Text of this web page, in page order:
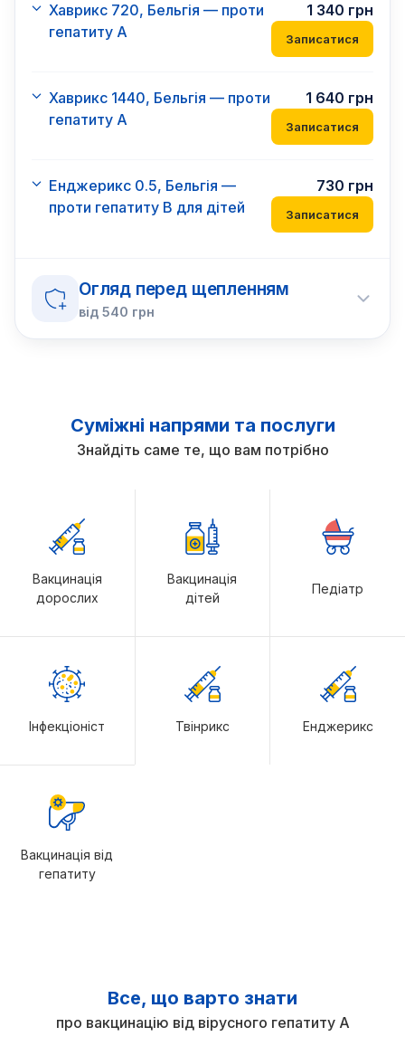
Хаврикс 720, Бельгія — проти
гепатиту А
1 340 грн
Записатися
Хаврикс 1440, Бельгія — проти
гепатиту А
1 640 грн
Записатися
Енджерикс 0.5, Бельгія —
проти гепатиту В для дітей
730 грн
Записатися
Огляд перед щепленням
від 540 грн
Суміжні напрями та послуги
Знайдіть саме те, що вам потрібно
Вакцинація
дорослих
Вакцинація
дітей
Педіатр
Інфекціоніст Твінрикс Енджерикс
Вакцинація від
гепатиту
Все, що варто знати
про вакцинацію від вірусного гепатиту А